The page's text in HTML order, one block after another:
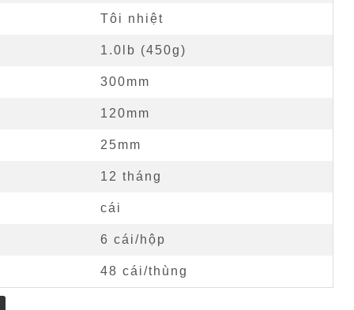
Tôi nhiệt
1.0lb (450g)
300mm
120mm
25mm
12 tháng
cái
6 cái/hộp
48 cái/thùng